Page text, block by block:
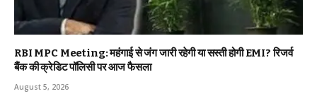
RBI MPC Meeting: महंगाई से जंग जारी रहेगी या सस्ती होगी EMI? रिजर्व
बैंक की क्रेडिट पॉलिसी पर आज फैसला
August 5, 2026